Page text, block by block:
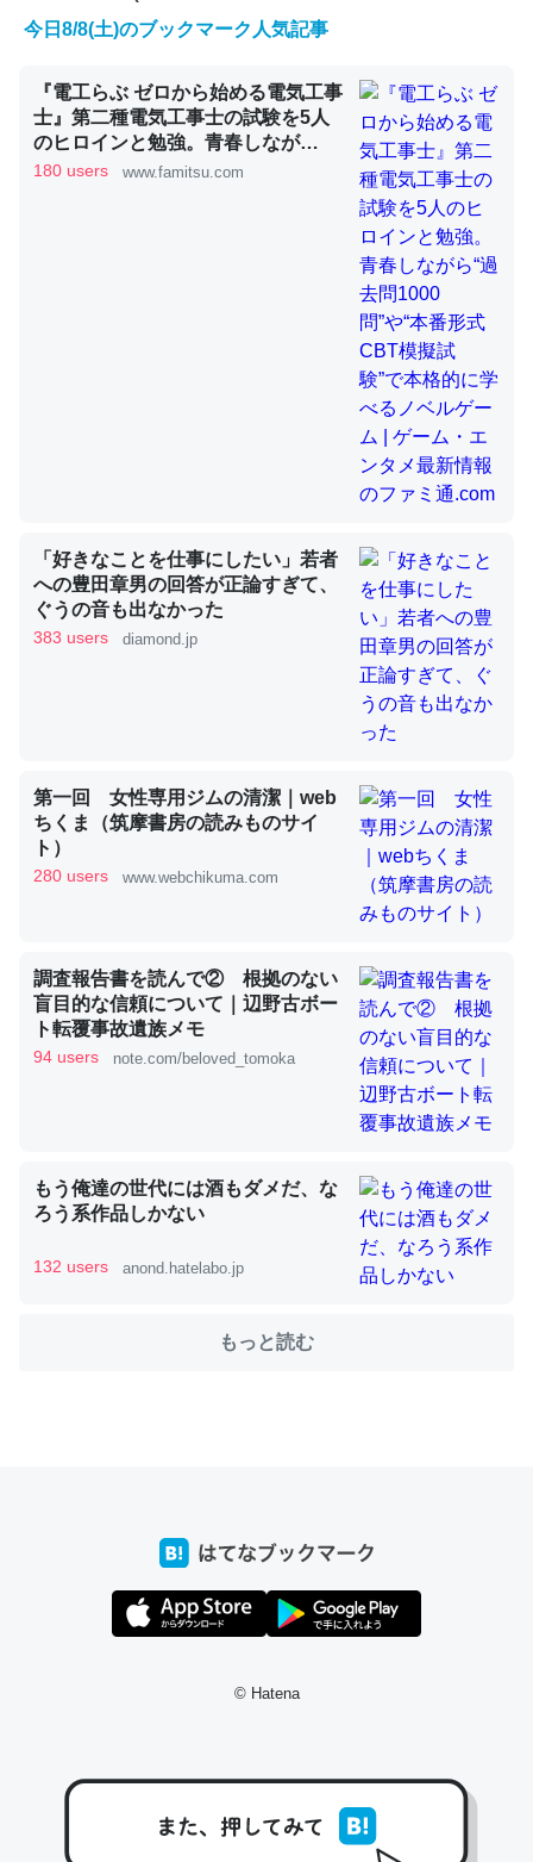
くらい。小説でいう「ずっと前の伏線」は回収されないけ
ど、短期記憶というには多い分量。進化すればするほど分
かりやすく強くなりそう
─GPTの仕組みと限界についての考察（１） - conceptualization
昆虫ってカルシウム少ないのか。知らんかった。調べたら
コオロギのカルシウム分はエビの600分の1程度。
─ニュース :: 【研究発表】昆虫学の大問題＝「昆虫はなぜ海にいな
論文では「淡水はカルシウムも酸素も不足してて両方に不
利だから両方が拮抗してるのでは」とあって面白い。海に
いる鋏角類（カブトガニ・ウミグモ）はカルシウムを使わ
ずキチンを強化してる筈だが、酵素が違うのか？
─ニュース :: 【研究発表】昆虫学の大問題＝「昆虫はなぜ海にいな
これを元に考えるとカルシウムを大量に使う脊椎動物と貝
類は苦労してるんだな…。腹足類だと殻を無くしてナメク
いのか」に関する新仮説
ウチもEchoを実家に置いて４年。でたまに覗いてる。ぼ
位置情報を共有してる。電池残量や充電中かが分かるので
これ見て生きてるなって分かる。
─たまにLINEするくらいだった遠方の父67歳と僕。ITツール導入で
コミュニケーションが劇的に変化した｜tayorini by LIFULL介護
コミュニケーションが劇的に変化した｜tayorini by LIFULL介護
私も3年前ぐらいに祖母の家に設置した。ポケットWifiみ
https://toyoshi.hatenablog.com/entry/2019/05/15/1805
─たまにLINEするくらいだった遠方の父67歳と僕。ITツール導入で
今日8/8(土)のブックマーク人気記事
『電工らぶ ゼロから始める電気工事
士』第二種電気工事士の試験を5人
のヒロインと勉強。青春しなが
ら“過去問1000問”や“本番形式CBT
180 users www.famitsu.com
「好きなことを仕事にしたい」若者
への豊田章男の回答が正論すぎて、
ぐうの音も出なかった
383 users diamond.jp
第一回 女性専用ジムの清潔｜web
ちくま（筑摩書房の読みものサイ
ト）
280 users www.webchikuma.com
調査報告書を読んで② 根拠のない
盲目的な信頼について｜辺野古ボー
ト転覆事故遺族メモ
94 users note.com/beloved_tomoka
もう俺達の世代には酒もダメだ、な
ろう系作品しかない
132 users anond.hatelabo.jp
もっと読む
© Hatena